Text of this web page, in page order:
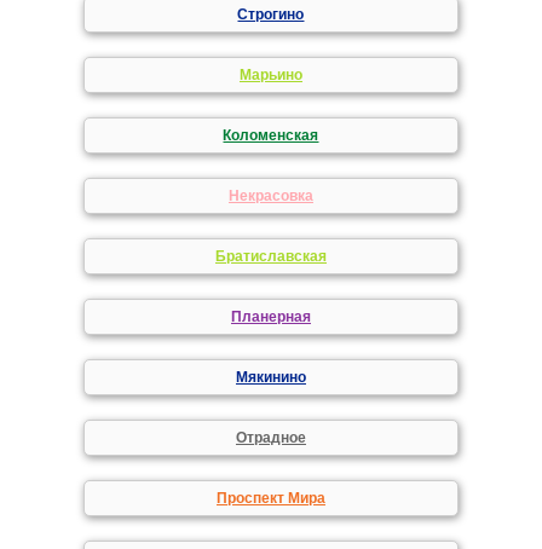
Строгино
Марьино
Коломенская
Некрасовка
Братиславская
Планерная
Мякинино
Отрадное
Проспект Мира